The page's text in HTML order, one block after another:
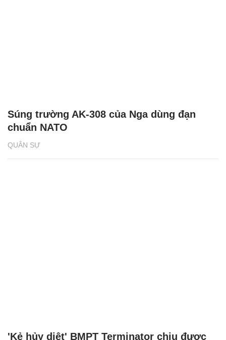
QUÂN SỰ
Súng trường AK-308 của Nga dùng đạn
chuẩn NATO
'Kẻ hủy diệt' BMPT Terminator chịu được